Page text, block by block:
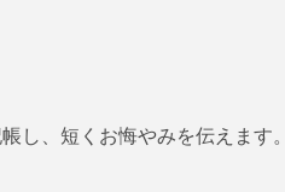
し、短くお悔やみを伝えます。